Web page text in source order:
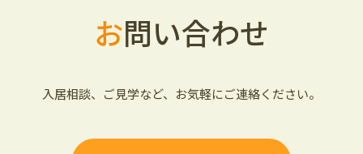
お問い合わせ
入居相談、ご見学など、お気軽にご連絡ください。